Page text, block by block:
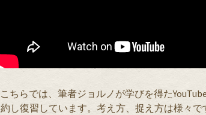
こちらでは、筆者ジョルノが学びを得た
約し復習しています。考え方、捉え方は様々で